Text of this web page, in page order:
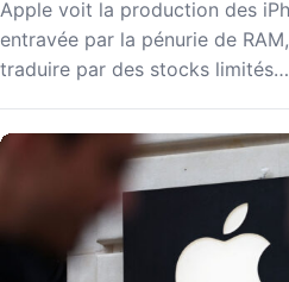
Apple voit la production des
entravée par la pénurie de
traduire par des stocks limités…